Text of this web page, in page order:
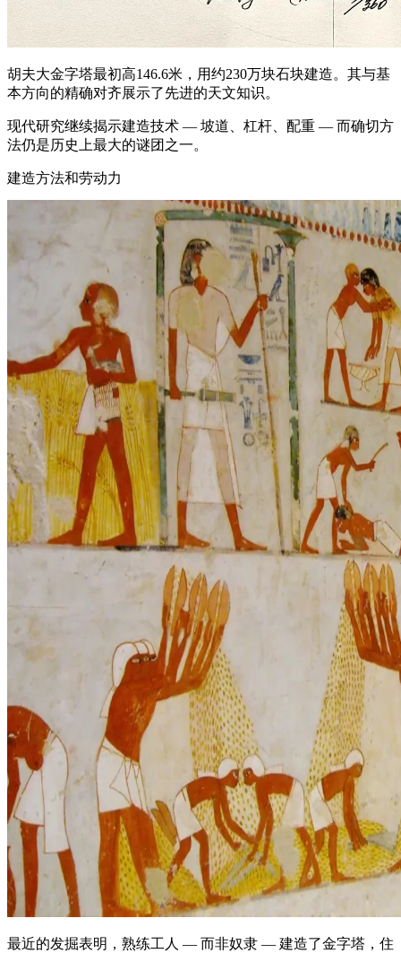
胡夫大金字塔最初高146.6米，用约230万块石块建造。其与基
本方向的精确对齐展示了先进的天文知识。
现代研究继续揭示建造技术 — 坡道、杠杆、配重 — 而确切方
法仍是历史上最大的谜团之一。
建造方法和劳动力
最近的发掘表明，熟练工人 — 而非奴隶 — 建造了金字塔，住